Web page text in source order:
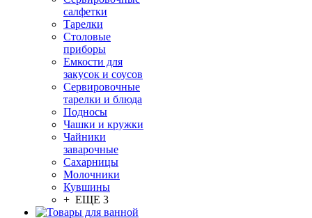
салфетки
Тарелки
Столовые
приборы
Емкости для
закусок и соусов
Сервировочные
тарелки и блюда
Подносы
Чашки и кружки
Чайники
заварочные
Сахарницы
Молочники
Кувшины
+ ЕЩЕ 3